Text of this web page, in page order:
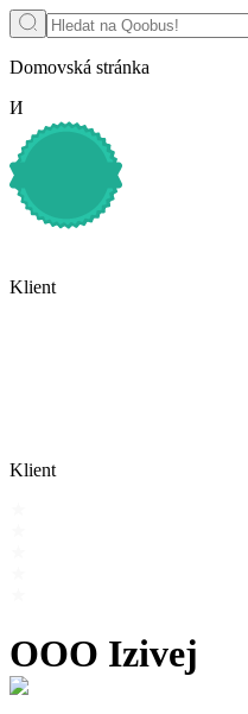
Domovská stránka
И
Klient
Klient
OOO Izivej